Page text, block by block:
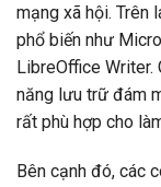
mạng xã hội. Trên
phổ biến như
LibreOffice Writer.
năng lưu trữ đám
rất phù hợp cho
Bên cạnh đó, các